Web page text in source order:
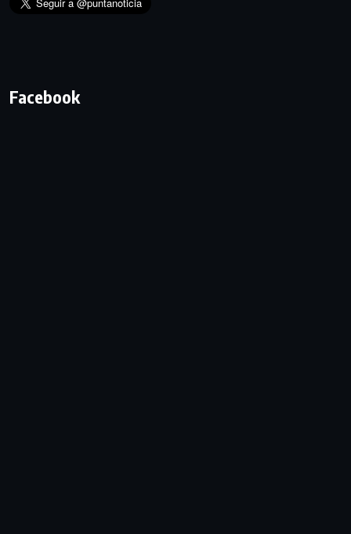
Facebook